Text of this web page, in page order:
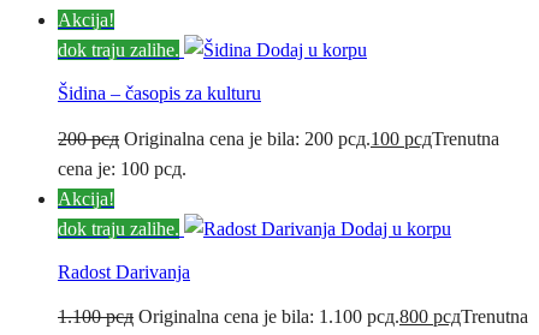
Akcija!
dok traju zalihe.
Dodaj u korpu
Šidina – časopis za kulturu
200рсд Originalna cena je bila: 200 рсд.100 рсдTrenutna
cena je: 100 рсд.
Akcija!
dok traju zalihe.
Dodaj u korpu
Radost Darivanja
1.100рсд Originalna cena je bila: 1.100 рсд.800 рсдTrenutna